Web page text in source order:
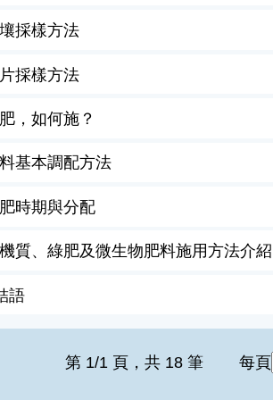
採樣方法
採樣方法
，如何施？
基本調配方法
時期與分配
質、綠肥及微生物肥料施用方法介紹
語
第 1/1 頁，共 18 筆 每頁